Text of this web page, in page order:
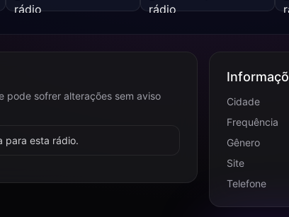
pode sofrer alterações sem aviso
para esta rádio.
Cidade
Frequência
Gênero
Site
Telefone